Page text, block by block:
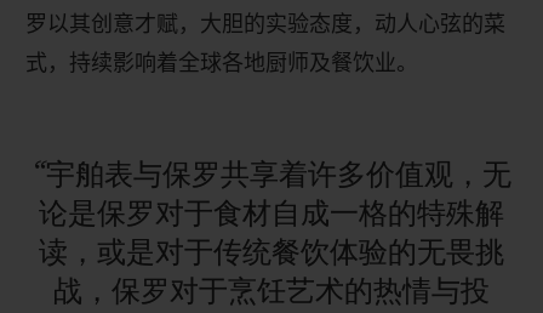
罗以其创意才赋，大胆的实验态度，动人心弦的菜
式，持续影响着全球各地厨师及餐饮业。
“宇舶表与保罗共享着许多价值观，无
论是保罗对于食材自成一格的特殊解
读，或是对于传统餐饮体验的无畏挑
战，保罗对于烹饪艺术的热情与投